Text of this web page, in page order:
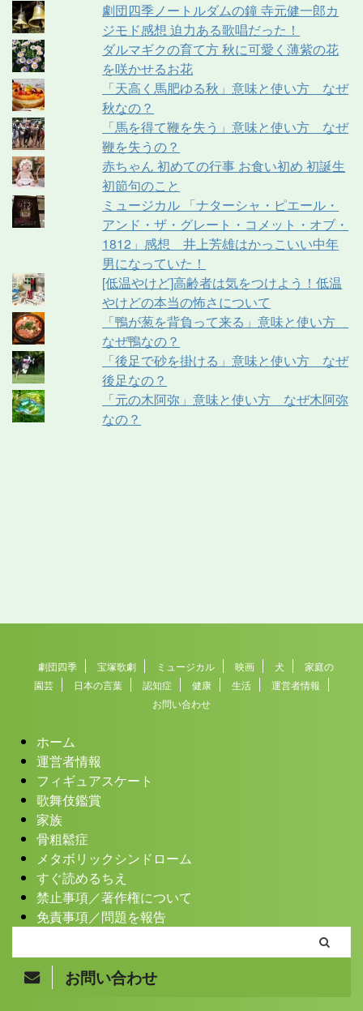
劇団四季ノートルダムの鐘 寺元健一郎カ
ジモド感想 迫力ある歌唱だった！
ダルマギクの育て方 秋に可愛く薄紫の花
を咲かせるお花
「天高く馬肥ゆる秋」意味と使い方 なぜ
秋なの？
「馬を得て鞭を失う」意味と使い方 なぜ
鞭を失うの？
赤ちゃん 初めての行事 お食い初め 初誕生
初節句のこと
ミュージカル 「ナターシャ・ピエール・
アンド・ザ・グレート・コメット・オブ・
1812」感想 井上芳雄はかっこいい中年
男になっていた！
[低温やけど]高齢者は気をつけよう！低温
やけどの本当の怖さについて
「鴨が葱を背負って来る」意味と使い方
なぜ鴨なの？
「後足で砂を掛ける」意味と使い方 なぜ
後足なの？
「元の木阿弥」意味と使い方 なぜ木阿弥
なの？
劇団四季 宝塚歌劇 ミュージカル 映画 犬
家庭の
園芸
日本の言葉 認知症 健康 生活
運営者情報
お問い合わせ
ホーム
運営者情報
フィギュアスケート
歌舞伎鑑賞
家族
骨粗鬆症
メタボリックシンドローム
すぐ読めるちえ
禁止事項／著作権について
免責事項／問題を報告
お問い合わせ